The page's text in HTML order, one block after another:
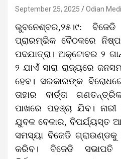
September 25, 2025 Odian
ଭୁବନେଶ୍ବର,୨୫।୯: ବିଜେଡି
ପ୍ରାରମ୍ଭିକ ବୈଠକରେ
ପଦଯାତ୍ରା। ଅକ୍ଟୋବର ୨
୨ ଯାଏଁ ସାରା ରାଜ୍ୟରେ
ହେବ। ସରକାରଙ୍କ
ତାହାର ବାର୍ତ୍ତା
ପାଖରେ ପହଞ୍ଚା ଯିବ। ନାରୀ
ଯୁବକ ବେକାର, ବିପର୍ଯ୍ୟସ୍ତ
ସମସ୍ୟା ବିଜେଡି
କରିବ। ବିଜେଡି ସଭାପତି